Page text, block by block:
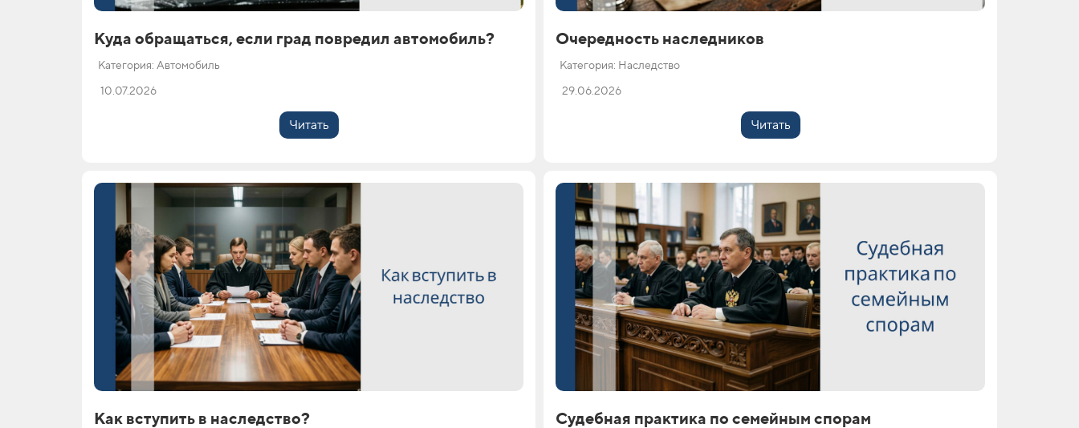
Куда обращаться, если град повредил автомобиль?
Категория: Автомобиль
10.07.2026
Читать
Очередность наследников
Категория: Наследство
29.06.2026
Читать
Как вступить в наследство? Судебная практика по семейным спорам